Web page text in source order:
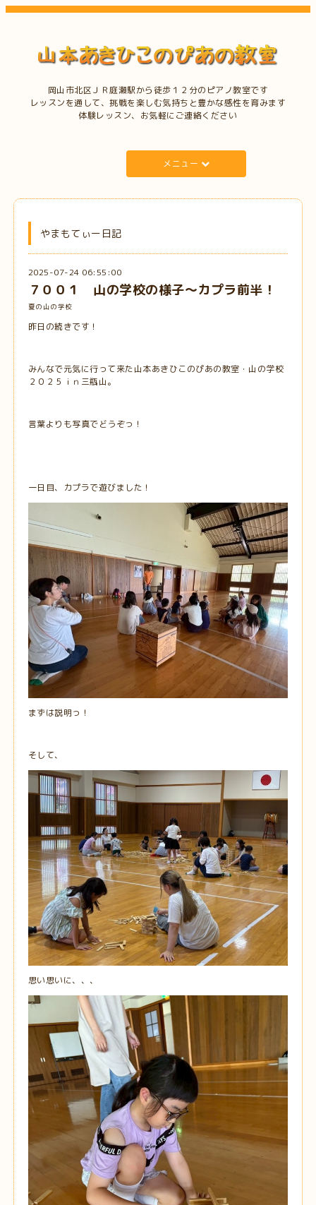
岡山市北区ＪＲ庭瀬駅から徒歩１２分のピアノ教室です
レッスンを通して、挑戦を楽しむ気持ちと豊かな感性を育みます
体験レッスン、お気軽にご連絡ください
メニュー
やまもてぃー日記
2025-07-24 06:55:00
７００１ 山の学校の様子～カプラ前半！
夏の山の学校
昨日の続きです！
みんなで元気に行って来た山本あきひこのぴあの教室・山の学校
２０２５ｉｎ三瓶山。
言葉よりも写真でどうぞっ！
一日目、カプラで遊びました！
まずは説明っ！
そして、
思い思いに、、、